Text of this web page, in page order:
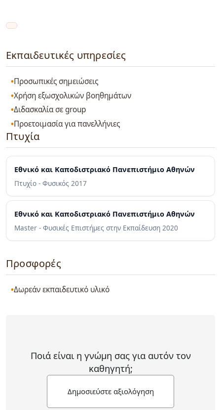
Εκπαιδευτικές υπηρεσίες
Προσωπικές σημειώσεις
Χρήση εξωσχολικών βοηθημάτων
Διδασκαλία σε group
Προετοιμασία για πανελλήνιες
Πτυχία
Εθνικό και Καποδιστριακό Πανεπιστήμιο Αθηνών
Πτυχίο - Φυσικός 2017
Εθνικό και Καποδιστριακό Πανεπιστήμιο Αθηνών
Master - Φυσικές Επιστήμες στην Εκπαίδευση 2020
Προσφορές
Δωρεάν εκπαιδευτικό υλικό
Ποιά είναι η γνώμη σας για αυτόν τον
καθηγητή;
Δημοσιεύστε αξιολόγηση